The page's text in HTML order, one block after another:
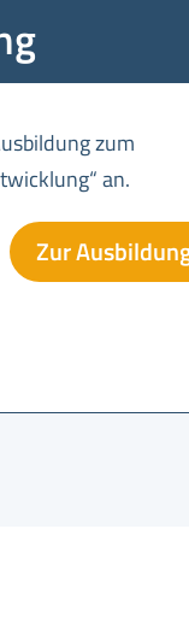
zum
an.
Zur